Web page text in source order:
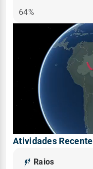
64%
Atividades Recente
Raios